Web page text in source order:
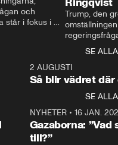
och
står i fokus i
Ulf Kristersson
Trump, den
centrum i
avsnittet av
Makten”. Se
Aftonbladets
Rohwedder
Thand Ring
SE ALLA
2 AUGUSTI
Så blir vädret där
SE ALLA
NYHETER• 16 JAN.
Gazaborna:
till?”